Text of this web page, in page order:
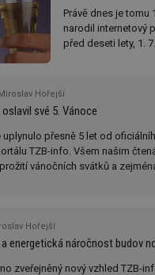
info ze strany ERÚ.
TZB-info je jako
porovnání
Právě dnes je tomu
narodil internetový
před deseti lety, 1.
na topenářství.
Hořejší
své 5. Vánoce
uplynulo přesně 5 let od
TZB-info. Všem našim
vánočních svátků a
Hořejší
energetická náročnost budov
zveřejněný nový vzhled TZB-